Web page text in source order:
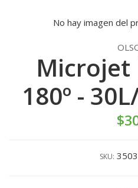
No hay imagen del
Microjet
180º -
SKU: